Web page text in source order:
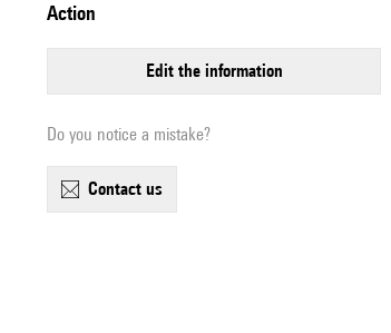
action
edit the information
Do you notice a mistake?
contact us